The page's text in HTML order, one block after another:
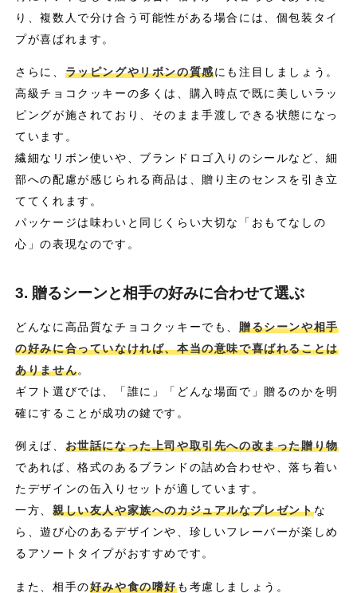
り、複数人で分け合う可能性がある場合には、個包装タイ
プが喜ばれます。
さらに、 ラッピングやリボンの質感にも注目しましょう。
高級チョコクッキーの多くは、購入時点で既に美しいラッ
ピングが施されており、そのまま手渡しできる状態になっ
ています。
繊細なリボン使いや、ブランドロゴ入りのシールなど、細
部への配慮が感じられる商品は、贈り主のセンスを引き立
ててくれます。
パッケージは味わいと同じくらい大切な「おもてなしの
心」の表現なのです。
3. 贈るシーンと相手の好みに合わせて選ぶ
どんなに高品質なチョコクッキーでも、 贈るシーンや相手
の好みに合っていなければ、本当の意味で喜ばれることは
ありません。
ギフト選びでは、「誰に」「どんな場面で」贈るのかを明
確にすることが成功の鍵です。
例えば、 お世話になった上司や取引先への改まった贈り物
であれば、格式のあるブランドの詰め合わせや、落ち着い
たデザインの缶入りセットが適しています。
一方、 親しい友人や家族へのカジュアルなプレゼントな
ら、遊び心のあるデザインや、珍しいフレーバーが楽しめ
るアソートタイプがおすすめです。
また、相手の好みや食の嗜好も考慮しましょう。